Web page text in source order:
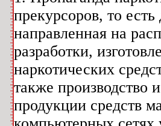
прекурсоров, то
направленная на
разработки,
наркотических
также производство
продукции средств